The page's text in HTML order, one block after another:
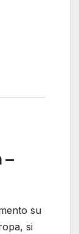
su
si